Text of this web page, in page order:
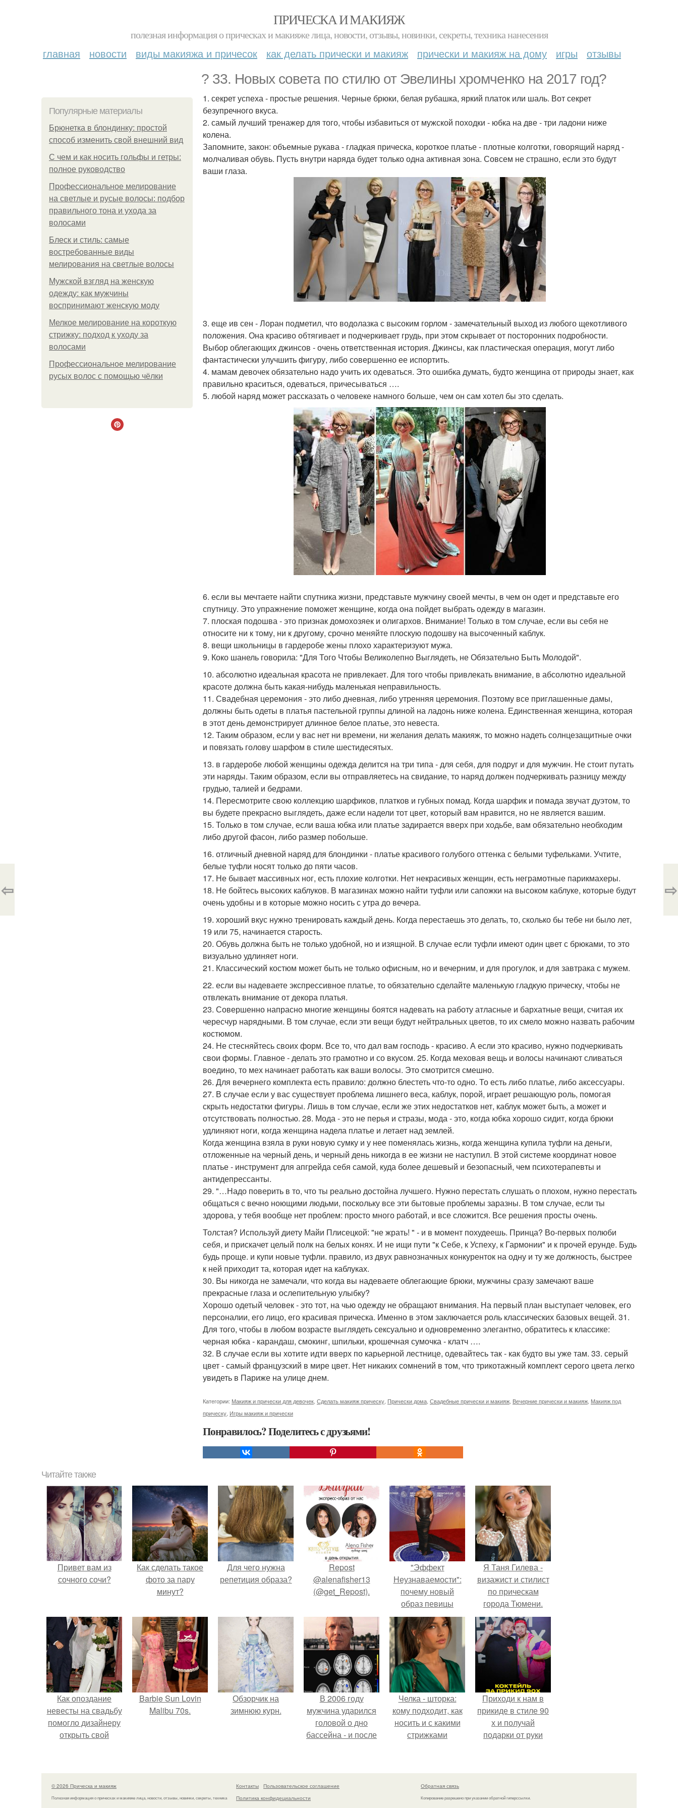
ПРИЧЕСКА И МАКИЯЖ
полезная информация о прическах и макияже лица, новости, отзывы, новинки, секреты, техника нанесения
главная новости виды макияжа и причесок как делать прически и макияж прически и макияж на дому игры отзывы
? 33. Новых совета по стилю от Эвелины хромченко на 2017 год?
Популярные материалы
Брюнетка в блондинку: простой
способ изменить свой внешний вид
С чем и как носить гольфы и гетры:
полное руководство
Профессиональное мелирование
на светлые и русые волосы: подбор
правильного тона и ухода за
волосами
Блеск и стиль: самые
востребованные виды
мелирования на светлые волосы
Мужской взгляд на женскую
одежду: как мужчины
воспринимают женскую моду
Мелкое мелирование на короткую
стрижку: подход к уходу за
волосами
Профессиональное мелирование
русых волос с помощью чёлки
1. секрет успеха - простые решения. Черные брюки, белая рубашка, яркий платок или шаль. Вот секрет
безупречного вкуса.
2. самый лучший тренажер для того, чтобы избавиться от мужской походки - юбка на две - три ладони ниже
колена.
Запомните, закон: объемные рукава - гладкая прическа, короткое платье - плотные колготки, говорящий наряд -
молчаливая обувь. Пусть внутри наряда будет только одна активная зона. Совсем не страшно, если это будут
ваши глаза.
3. еще ив сен - Лоран подметил, что водолазка с высоким горлом - замечательный выход из любого щекотливого
положения. Она красиво обтягивает и подчеркивает грудь, при этом скрывает от посторонних подробности.
Выбор облегающих джинсов - очень ответственная история. Джинсы, как пластическая операция, могут либо
фантастически улучшить фигуру, либо совершенно ее испортить.
4. мамам девочек обязательно надо учить их одеваться. Это ошибка думать, будто женщина от природы знает, как
правильно краситься, одеваться, причесываться ….
5. любой наряд может рассказать о человеке намного больше, чем он сам хотел бы это сделать.
6. если вы мечтаете найти спутника жизни, представьте мужчину своей мечты, в чем он одет и представьте его
спутницу. Это упражнение поможет женщине, когда она пойдет выбрать одежду в магазин.
7. плоская подошва - это признак домохозяек и олигархов. Внимание! Только в том случае, если вы себя не
относите ни к тому, ни к другому, срочно меняйте плоскую подошву на высоченный каблук.
8. вещи школьницы в гардеробе жены плохо характеризуют мужа.
9. Коко шанель говорила: "Для Того Чтобы Великолепно Выглядеть, не Обязательно Быть Молодой".
10. абсолютно идеальная красота не привлекает. Для того чтобы привлекать внимание, в абсолютно идеальной
красоте должна быть какая-нибудь маленькая неправильность.
11. Свадебная церемония - это либо дневная, либо утренняя церемония. Поэтому все приглашенные дамы,
должны быть одеты в платья пастельной группы длиной на ладонь ниже колена. Единственная женщина, которая
в этот день демонстрирует длинное белое платье, это невеста.
12. Таким образом, если у вас нет ни времени, ни желания делать макияж, то можно надеть солнцезащитные очки
и повязать голову шарфом в стиле шестидесятых.
13. в гардеробе любой женщины одежда делится на три типа - для себя, для подруг и для мужчин. Не стоит путать
эти наряды. Таким образом, если вы отправляетесь на свидание, то наряд должен подчеркивать разницу между
грудью, талией и бедрами.
14. Пересмотрите свою коллекцию шарфиков, платков и губных помад. Когда шарфик и помада звучат дуэтом, то
вы будете прекрасно выглядеть, даже если надели тот цвет, который вам нравится, но не является вашим.
15. Только в том случае, если ваша юбка или платье задирается вверх при ходьбе, вам обязательно необходим
либо другой фасон, либо размер побольше.
16. отличный дневной наряд для блондинки - платье красивого голубого оттенка с белыми туфельками. Учтите,
белые туфли носят только до пяти часов.
17. Не бывает массивных ног, есть плохие колготки. Нет некрасивых женщин, есть неграмотные парикмахеры.
18. Не бойтесь высоких каблуков. В магазинах можно найти туфли или сапожки на высоком каблуке, которые будут
очень удобны и в которые можно носить с утра до вечера.
19. хороший вкус нужно тренировать каждый день. Когда перестаешь это делать, то, сколько бы тебе ни было лет,
19 или 75, начинается старость.
20. Обувь должна быть не только удобной, но и изящной. В случае если туфли имеют один цвет с брюками, то это
визуально удлиняет ноги.
21. Классический костюм может быть не только офисным, но и вечерним, и для прогулок, и для завтрака с мужем.
22. если вы надеваете экспрессивное платье, то обязательно сделайте маленькую гладкую прическу, чтобы не
отвлекать внимание от декора платья.
23. Совершенно напрасно многие женщины боятся надевать на работу атласные и бархатные вещи, считая их
чересчур нарядными. В том случае, если эти вещи будут нейтральных цветов, то их смело можно назвать рабочим
костюмом.
24. Не стесняйтесь своих форм. Все то, что дал вам господь - красиво. А если это красиво, нужно подчеркивать
свои формы. Главное - делать это грамотно и со вкусом. 25. Когда меховая вещь и волосы начинают сливаться
воедино, то мех начинает работать как ваши волосы. Это смотрится смешно.
26. Для вечернего комплекта есть правило: должно блестеть что-то одно. То есть либо платье, либо аксессуары.
27. В случае если у вас существует проблема лишнего веса, каблук, порой, играет решающую роль, помогая
скрыть недостатки фигуры. Лишь в том случае, если же этих недостатков нет, каблук может быть, а может и
отсутствовать полностью. 28. Мода - это не перья и стразы, мода - это, когда юбка хорошо сидит, когда брюки
удлиняют ноги, когда женщина надела платье и летает над землей.
Когда женщина взяла в руки новую сумку и у нее поменялась жизнь, когда женщина купила туфли на деньги,
отложенные на черный день, и черный день никогда в ее жизни не наступил. В этой системе координат новое
платье - инструмент для апгрейда себя самой, куда более дешевый и безопасный, чем психотерапевты и
антидепрессанты.
29. "…Надо поверить в то, что ты реально достойна лучшего. Нужно перестать слушать о плохом, нужно перестать
общаться с вечно ноющими людьми, поскольку все эти бытовые проблемы заразны. В том случае, если ты
здорова, у тебя вообще нет проблем: просто много работай, и все сложится. Все решения просты очень.
Толстая? Используй диету Майи Плисецкой: "не жрать! " - и в момент похудеешь. Принца? Во-первых полюби
себя, и прискачет целый полк на белых конях. И не ищи пути "к Себе, к Успеху, к Гармонии" и к прочей ерунде. Будь
будь проще. и купи новые туфли. правило, из двух равнозначных конкуренток на одну и ту же должность, быстрее
к ней приходит та, которая идет на каблуках.
30. Вы никогда не замечали, что когда вы надеваете облегающие брюки, мужчины сразу замечают ваше
прекрасные глаза и ослепительную улыбку?
Хорошо одетый человек - это тот, на чью одежду не обращают внимания. На первый план выступает человек, его
персоналии, его лицо, его красивая прическа. Именно в этом заключается роль классических базовых вещей. 31.
Для того, чтобы в любом возрасте выглядеть сексуально и одновременно элегантно, обратитесь к классике:
черная юбка - карандаш, смокинг, шпильки, крошечная сумочка - клатч ….
32. В случае если вы хотите идти вверх по карьерной лестнице, одевайтесь так - как будто вы уже там. 33. серый
цвет - самый французский в мире цвет. Нет никаких сомнений в том, что трикотажный комплект серого цвета легко
увидеть в Париже на улице днем.
Категории: Макияж и прически для девочек Сделать макияж прическу Прически дома Свадебные прически и макияж Вечерние прически и макияж Макияж под
прическу Игры макияж и прически
Понравилось? Поделитесь с друзьями!
⇦ ⇨
Читайте также
Привет вам из
сочного сочи?
Как сделать такое
фото за пару
минут?
Для чего нужна
репетиция образа?
Repost
@alenafisher13
(@get_Repost).
"Эффект
Неузнаваемости":
почему новый
образ певицы
вызвал споры о
гранях
возможного?
Я Таня Гилева -
визажист и стилист
по прическам
города Тюмени.
Как опоздание
невесты на свадьбу
помогло дизайнеру
открыть свой
Barbie Sun Lovin
Malibu 70s.
Обзорчик на
зимнюю курн.
В 2006 году
мужчина ударился
головой о дно
бассейна - и после
странным образом.
Челка - шторка:
кому подходит, как
носить и с какими
стрижками
Приходи к нам в
прикиде в стиле 90
х и получай
подарки от руки
© 2026 Прическа и макияж
Полезная информация о прическах и макияже лица, новости, отзывы, новинки, секреты, техника
Контакты
Пользовательское соглашение
Политика конфидециальности
Обратная связь
Копирование разрешено при указании обратной гиперссылки.